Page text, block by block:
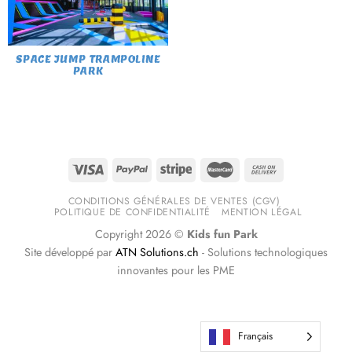
SPACE JUMP TRAMPOLINE
PARK
CONDITIONS GÉNÉRALES DE VENTES (CGV)
POLITIQUE DE CONFIDENTIALITÉ MENTION LÉGAL
Copyright 2026 © Kids fun Park
Site développé par ATN Solutions.ch - Solutions technologiques
innovantes pour les PME
Français